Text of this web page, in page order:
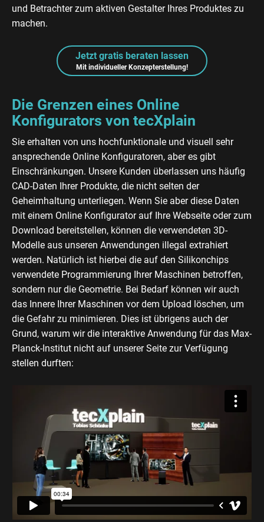
und Betrachter zum aktiven Gestalter Ihres Produktes zu
machen.
Jetzt gratis beraten lassen
Mit individueller Konzepterstellung!
Die Grenzen eines Online
Konfigurators von tecXplain
Sie erhalten von uns hochfunktionale und visuell sehr
ansprechende Online Konfiguratoren, aber es gibt
Einschränkungen. Unsere Kunden überlassen uns häufig
CAD-Daten Ihrer Produkte, die nicht selten der
Geheimhaltung unterliegen. Wenn Sie aber diese Daten
mit einem Online Konfigurator auf Ihre Webseite oder zum
Download bereitstellen, können die verwendeten 3D-
Modelle aus unseren Anwendungen illegal extrahiert
werden. Natürlich ist hierbei die auf den Silikonchips
verwendete Programmierung Ihrer Maschinen betroffen,
sondern nur die Geometrie. Bei Bedarf können wir auch
das Innere Ihrer Maschinen vor dem Upload löschen, um
die Gefahr zu minimieren. Dies ist übrigens auch der
Grund, warum wir die interaktive Anwendung für das Max-
Planck-Institut nicht auf unserer Seite zur Verfügung
stellen durften: